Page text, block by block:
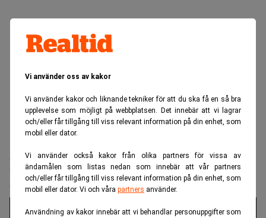
Vi använder oss av kakor
Vi använder kakor och liknande tekniker för att du ska få en så bra
upplevelse som möjligt på webbplatsen. Det innebär att vi lagrar
och/eller får tillgång till viss relevant information på din enhet, som
mobil eller dator.
Vi använder också kakor från olika partners för vissa av
ändamålen som listas nedan som innebär att vår partners
och/eller får tillgång till viss relevant information på din enhet, som
mobil eller dator. Vi och våra partners använder.
Användning av kakor innebär att vi behandlar personuppgifter som
Indien rasar mot Zuckerberg – Metas
ansvarsskydd på spel